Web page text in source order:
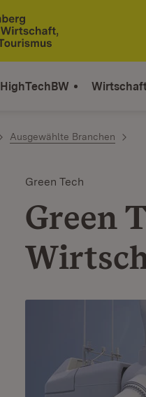
HighTechBW
Ausgewählte Branchen
Green Tech
Green